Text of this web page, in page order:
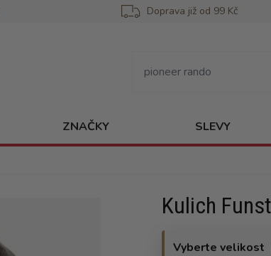
Doprava již od 99 Kč
ZNAČKY SLEVY
Kulich
Vyberte velikost